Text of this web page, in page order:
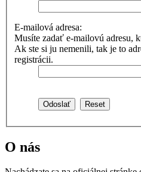
E-mailová adresa:
Musíte zadať e-mailovú adresu,
Ak ste si ju nemenili, tak je to
registrácii.
O nás